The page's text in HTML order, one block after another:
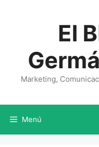
El
Marketing,
Menú